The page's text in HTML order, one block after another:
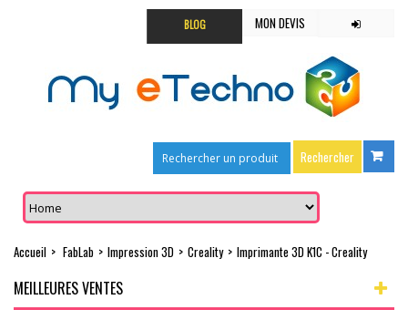
MON DEVIS
BLOG
Accueil > FabLab > Impression 3D > Creality > Imprimante 3D K1C - Creality
MEILLEURES VENTES